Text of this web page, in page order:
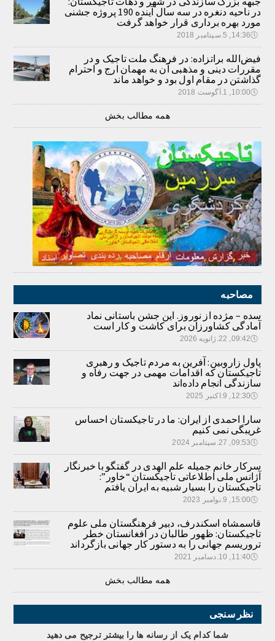
در ناحیه دنغره در سه سال آینده 190 پروژه جشنی
مورد بهره برداری قرار خواهد گرفت
🕔14:36, 5.سپتامبر 2018
فیض‌الله براتزاده: در فرهنگ ملت تاجیک و در
مقررات دینی و مذهبی آن به مهمان ارج و احترام
گذاشتن در مقام اول بود و خواهد ماند
🕔10:00, 1.آگوست 2018
همه مطالب بخش
مصاحبه
سده – مژده از نوروز. این جشن باستانی نماد
آمادگی کشاورزان برای کاشت و کار است
🕔09:42, 22.ژانویه 2026
پاول زاروبین: آفرین به مردم تاجیک و رهبری
تاجیکستان که اقدامات مهمی در جهت رفاه و
سازندگی انجام داده‌اند
🕔12:30, 9.اکتبر 2025
سارا احمدی از ایران: ما در تاجیکستان احساس
غریبگی نمی کنیم
🕔09:53, 27.سپتامبر 2024
سرکار خانم جمیله علم الهدی در گفتگو با خبرنگار
آژانس ملی اطلاعاتی تاجیکستان “خاور”:
تاجیکستان را بسیار شبیه به ایران یافتم
🕔15:00, 9.نوامبر 2023
قاسمشاه اسکندرف، دبیر فرهنگستان ملی علوم
تاجیکستان: ظهور طالبان در افغانستان خطر
تروریسم جهانی را به دستور کار جهانی بازگرداند
🕔11:40, 10.دسامبر 2021
همه مطالب بخش
نظر سنجی
شما کدام يک از رسانه ها را بيشتر ترجيح می دهيد